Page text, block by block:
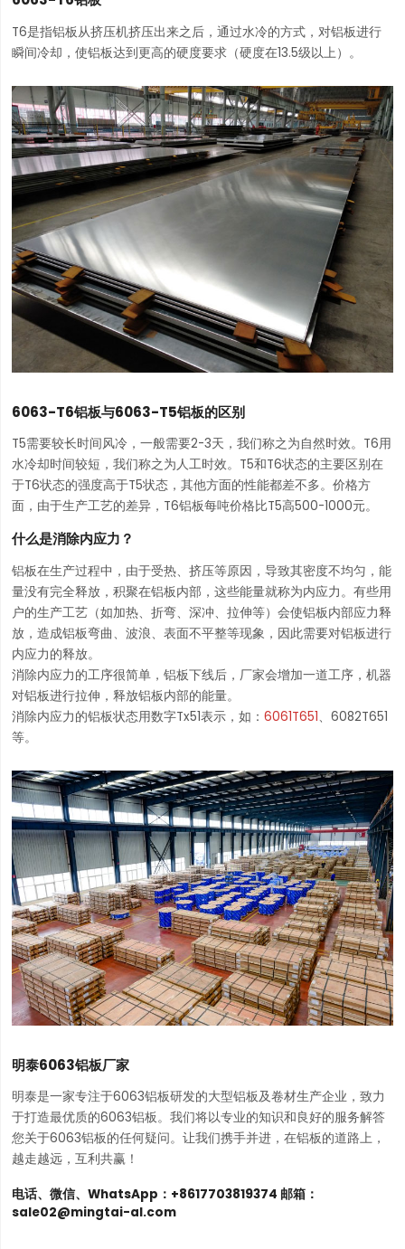
T6是指铝板从挤压机挤压出来之后，通过水冷的方式，对铝板进行
瞬间冷却，使铝板达到更高的硬度要求（硬度在13.5级以上）。
6063-T6铝板与6063-T5铝板的区别
T5需要较长时间风冷，一般需要2-3天，我们称之为自然时效。T6用
水冷却时间较短，我们称之为人工时效。T5和T6状态的主要区别在
于T6状态的强度高于T5状态，其他方面的性能都差不多。价格方
面，由于生产工艺的差异，T6铝板每吨价格比T5高500-1000元。
什么是消除内应力？
铝板在生产过程中，由于受热、挤压等原因，导致其密度不均匀，能
量没有完全释放，积聚在铝板内部，这些能量就称为内应力。有些用
户的生产工艺（如加热、折弯、深冲、拉伸等）会使铝板内部应力释
放，造成铝板弯曲、波浪、表面不平整等现象，因此需要对铝板进行
内应力的释放。
消除内应力的工序很简单，铝板下线后，厂家会增加一道工序，机器
对铝板进行拉伸，释放铝板内部的能量。
消除内应力的铝板状态用数字Tx51表示，如： 6061T651、6082T651
等。
明泰6063铝板厂家
明泰是一家专注于6063铝板研发的大型铝板及卷材生产企业，致力
于打造最优质的6063铝板。我们将以专业的知识和良好的服务解答
您关于6063铝板的任何疑问。让我们携手并进，在铝板的道路上，
越走越远，互利共赢！
电话、微信、WhatsApp：+8617703819374 邮箱：
sale02@mingtai-al.com